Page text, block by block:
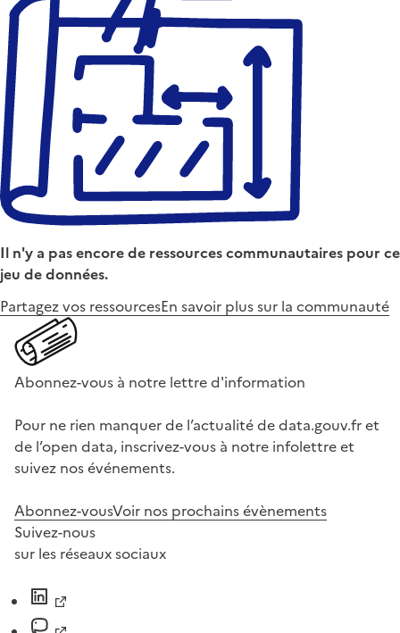
Il n'y a pas encore de ressources communautaires pour ce
jeu de données.
Partagez vos ressourcesEn savoir plus sur la communauté
Abonnez-vous à notre lettre d'information
Pour ne rien manquer de l’actualité de data.gouv.fr et
de l’open data, inscrivez-vous à notre infolettre et
suivez nos événements.
Abonnez-vousVoir nos prochains évènements
Suivez-nous
sur les réseaux sociaux